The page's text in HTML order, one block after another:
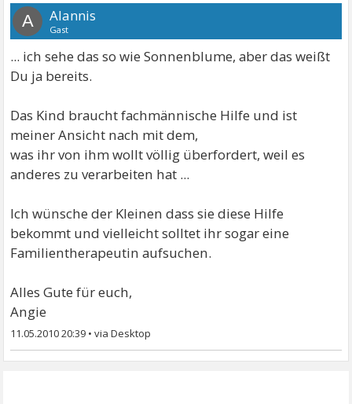
A Alannis
Gast
... ich sehe das so wie Sonnenblume, aber das weißt
Du ja bereits.
Das Kind braucht fachmännische Hilfe und ist
meiner Ansicht nach mit dem,
was ihr von ihm wollt völlig überfordert, weil es
anderes zu verarbeiten hat ...
Ich wünsche der Kleinen dass sie diese Hilfe
bekommt und vielleicht solltet ihr sogar eine
Familientherapeutin aufsuchen.
Alles Gute für euch,
Angie
11.05.2010 20:39 •